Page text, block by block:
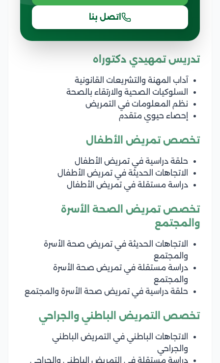
اتصل بنا
تدريس تمهيدي دكتوراه
آداب المهنة والتشريعات القانونية
السلوكيات الصحية والارتقاء بالصحة
نظم المعلومات في التمريض
إحصاء حيوي متقدم
تخصص تمريض الأطفال
حلقة دراسية في تمريض الأطفال
الاتجاهات الحديثة في تمريض الأطفال
دراسة مستقلة في تمريض الأطفال
تخصص تمريض الصحة الأسرة
والمجتمع
الاتجاهات الحديثة في تمريض صحة الأسرة
والمجتمع
دراسة مستقلة في تمريض صحة الأسرة
والمجتمع
حلقة دراسية في تمريض صحة الأسرة والمجتمع
تخصص التمريض الباطني والجراحي
الاتجاهات الباطني في التمريض الباطني
والجراحي
دراسة مستقلة في التمريض الباطني والجراحي